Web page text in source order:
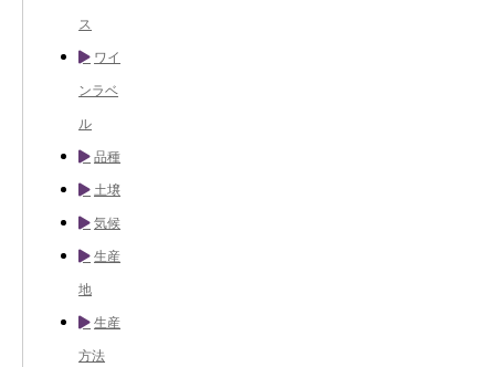
ス
ワイ
ンラベ
ル
品種
土壌
気候
生産
地
生産
方法